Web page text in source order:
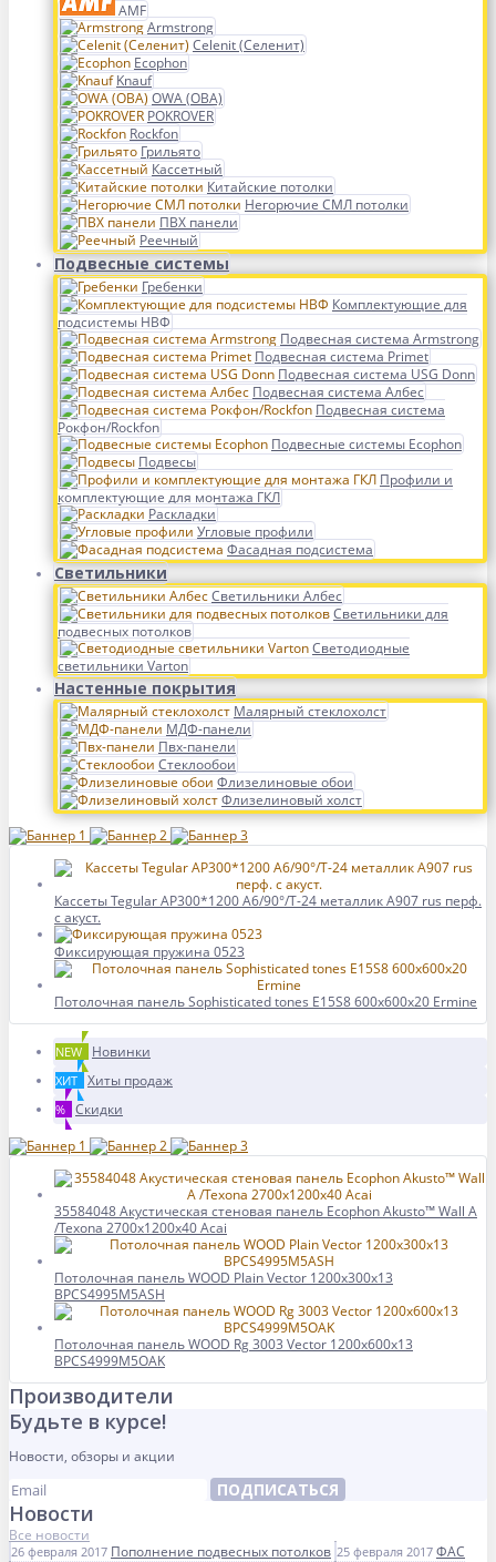
AMF
Armstrong
Celenit (Селенит)
Ecophon
Knauf
OWA (ОВА)
POKROVER
Rockfon
Грильято
Кассетный
Китайские потолки
Негорючие СМЛ потолки
ПВХ панели
Реечный
Подвесные системы
Гребенки
Комплектующие для
подсистемы НВФ
Подвесная система Armstrong
Подвесная система Primet
Подвесная система USG Donn
Подвесная система Албес
Подвесная система
Рокфон/Rockfon
Подвесные системы Ecophon
Подвесы
Профили и
комплектующие для монтажа ГКЛ
Раскладки
Угловые профили
Фасадная подсистема
Светильники
Светильники Албес
Светильники для
подвесных потолков
Светодиодные
светильники Varton
Настенные покрытия
Малярный стеклохолст
МДФ-панели
Пвх-панели
Стеклообои
Флизелиновые обои
Флизелиновый холст
Кассеты Tegular AP300*1200 A6/90°/Т-24 металлик А907 rus перф.
с акуст.
Фиксирующая пружина 0523
Потолочная панель Sophisticated tones E15S8 600x600x20 Ermine
NEW Новинки
ХИТ Хиты продаж
% Скидки
35584048 Акустическая стеновая панель Ecophon Akusto™ Wall A
/Texona 2700x1200x40 Acai
Потолочная панель WOOD Plain Vector 1200x300x13
BPCS4995M5ASH
Потолочная панель WOOD Rg 3003 Vector 1200x600x13
BPCS4999M5OAK
Производители
Будьте в курсе!
Новости, обзоры и акции
ПОДПИСАТЬСЯ
Новости
Все новости
26 февраля 2017 Пополнение подвесных потолков 25 февраля 2017 ФАС